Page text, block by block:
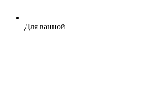
Для ванной